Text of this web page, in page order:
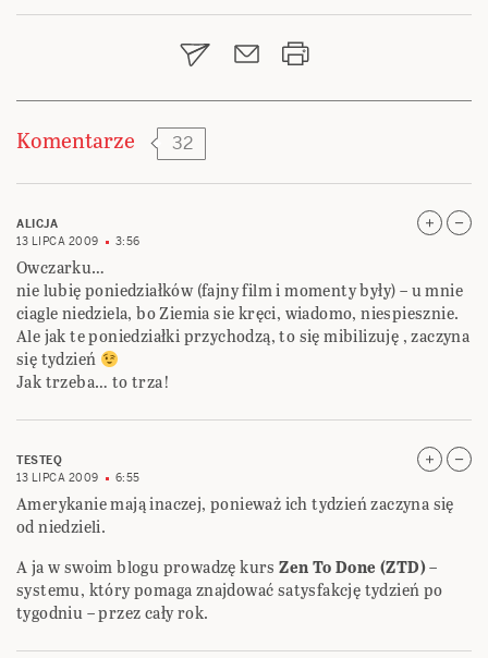
wpisu
Komentarze 32
ALICJA
13 LIPCA 2009
3:56
Owczarku…
nie lubię poniedziałków (fajny film i momenty były) – u mnie
ciagle niedziela, bo Ziemia sie kręci, wiadomo, niespiesznie.
Ale jak te poniedziałki przychodzą, to się mibilizuję , zaczyna
się tydzień
Jak trzeba… to trza!
TESTEQ
13 LIPCA 2009
6:55
Amerykanie mają inaczej, ponieważ ich tydzień zaczyna się
od niedzieli.
A ja w swoim blogu prowadzę kursZen To Done (ZTD)–
systemu, który pomaga znajdować satysfakcję tydzień po
tygodniu – przez cały rok.